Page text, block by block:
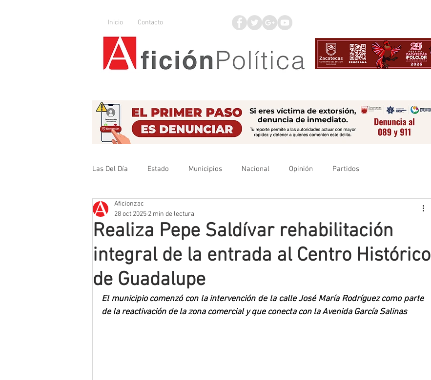
Inicio Contacto
Las Del Día Estado Municipios Nacional Opinión Partidos
Que no se olvide
Mineros LNBP
Realiza Pepe Saldívar rehabilitación
integral de la entrada al Centro Histórico
de Guadalupe
Aficionzac
28 oct 2025 2 min de lectura
El municipio comenzó con la intervención de la calle José María Rodríguez como parte
de la reactivación de la zona comercial y que conecta con la Avenida García Salinas